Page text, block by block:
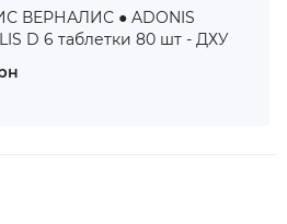
ВЕРНАЛИС ● ADONIS
D 6 таблетки 80 шт - ДХУ